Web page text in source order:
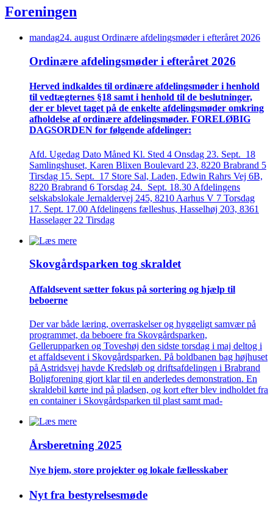
Foreningen
mandag24. august Ordinære afdelings­møder i efteråret 2026
Ordinære afdelings­møder i efteråret 2026
Herved indkaldes til ordinære afdelings­møder i henhold
til vedtægternes §18 samt i henhold til de beslutninger,
der er blevet taget på de enkelte afdelings­møder omkring
afholdelse af ordinære afdelings­møder. FORELØBIG
DAGSORDEN for følgende afdelinger:
Afd. Ugedag Dato Måned Kl. Sted 4 Onsdag 23. Sept. 18
Samlingshuset, Karen Blixen Boulevard 23, 8220 Brabrand 5
Tirsdag 15. Sept. 17 Store Sal, Laden, Edwin Rahrs Vej 6B,
8220 Brabrand 6 Torsdag 24. Sept. 18.30 Afdelingens
selskabslokale Jernaldervej 245, 8210 Aarhus V 7 Torsdag
17. Sept. 17.00 Afdelingens fælleshus, Hasselhøj 203, 8361
Hasselager 22 Tirsdag
Skovgårds­parken tog skraldet
Affaldsevent sætter fokus på sortering og hjælp til
beboerne
Der var både læring, overraskelser og hyggeligt samvær på
programmet, da beboere fra Skovgårdsparken,
Gellerupparken og Toveshøj den sidste torsdag i maj deltog i
et affaldsevent i Skovgårdsparken. På boldbanen bag højhuset
på Astridsvej havde Kredsløb og driftsafdelingen i Brabrand
Boligforening gjort klar til en anderledes demonstration. En
skraldebil kørte ind på pladsen, og kort efter blev indholdet fra
en container i Skovgårdsparken til plast samt mad-
Årsberetning 2025
Nye hjem, store projekter og lokale fælles­skaber
Nyt fra bestyrelsesmøde